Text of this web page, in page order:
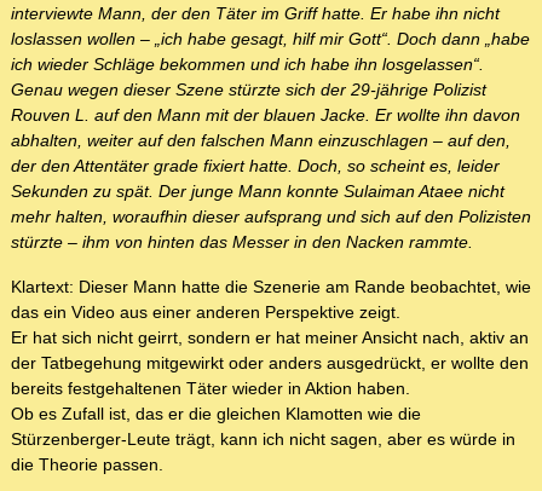
interviewte Mann, der den Täter im Griff hatte. Er habe ihn nicht
loslassen wollen – „ich habe gesagt, hilf mir Gott“. Doch dann „habe
ich wieder Schläge bekommen und ich habe ihn losgelassen“.
Genau wegen dieser Szene stürzte sich der 29-jährige Polizist
Rouven L. auf den Mann mit der blauen Jacke. Er wollte ihn davon
abhalten, weiter auf den falschen Mann einzuschlagen – auf den,
der den Attentäter grade fixiert hatte. Doch, so scheint es, leider
Sekunden zu spät. Der junge Mann konnte Sulaiman Ataee nicht
mehr halten, woraufhin dieser aufsprang und sich auf den Polizisten
stürzte – ihm von hinten das Messer in den Nacken rammte.
Klartext: Dieser Mann hatte die Szenerie am Rande beobachtet, wie
das ein Video aus einer anderen Perspektive zeigt.
Er hat sich nicht geirrt, sondern er hat meiner Ansicht nach, aktiv an
der Tatbegehung mitgewirkt oder anders ausgedrückt, er wollte den
bereits festgehaltenen Täter wieder in Aktion haben.
Ob es Zufall ist, das er die gleichen Klamotten wie die
Stürzenberger-Leute trägt, kann ich nicht sagen, aber es würde in
die Theorie passen.